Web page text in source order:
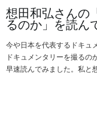
想田和弘さんの
るのか」を読ん
今や日本を代表するドキュ
ドキュメンタリーを撮る
早速読んでみました。私と